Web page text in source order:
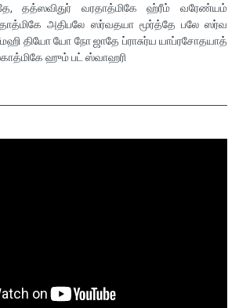
தத்ஸவிதுர் வரதாத்மிகே ஹ்ரீம் வரேண்யம்
அதிபலே ஸர்வதயா மூர்த்தே பலே ஸர்வ
தியோ யோ நோ ஜாதே ப்ராசுர்ய யாப்ரசோதயாத்
ஹும் பட் ஸ்வாஹரி